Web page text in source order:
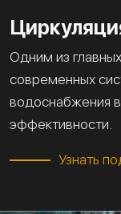
Одним из
современных
водоснабжения
эффективности.
Узнать